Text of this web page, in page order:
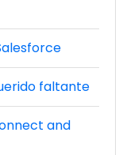
faltante
and